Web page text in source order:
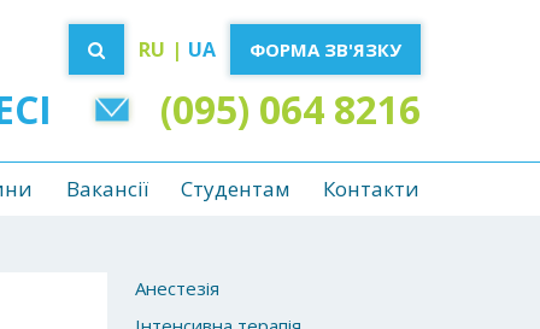
(095) 064 8216
RU | UA ФОРМА ЗВ'ЯЗКУ
Вакансії Студентам Контакти
Анестезія